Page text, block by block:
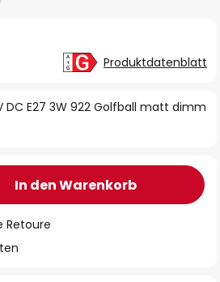
DC E27 3W 922 Golfball matt dimm
Produktdatenblatt
In den Warenkorb
Retoure